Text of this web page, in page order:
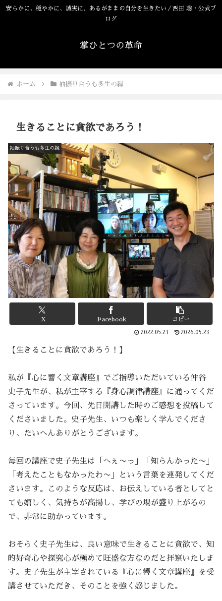
安らかに、穏やかに、誠実に。あるがままの自分を生きたい／西田 聡・公式ブ
ログ
掌ひとつの革命
ホーム 袖振り合うも多生の縁
生きることに貪欲であろう！
袖振り合うも多生の縁
X Facebook コピー
2022.05.23 2026.05.23
【生きることに貪欲であろう！】
私が『心に響く文章講座』でご指導いただいている仲谷
史子先生が、私が主宰する『身心調律講座』に通ってくだ
さっています。今回、先日開講した時のご感想を投稿して
くださいました。史子先生、いつも楽しく学んでくださ
り、たいへんありがとうございます。
毎回の講座で史子先生は「へぇ〜っ」「知らんかった〜」
「考えたこともなかったわ〜」という言葉を連発してくだ
さいます。このような反応は、お伝えしている者としてと
ても嬉しく、気持ちが高揚し、学びの場が盛り上がるの
で、非常に助かっています。
おそらく史子先生は、良い意味で生きることに貪欲で、知
的好奇心や探究心が極めて旺盛な方なのだと拝察いたしま
す。史子先生が主宰されている『心に響く文章講座』を受
講させていただき、そのことを強く感じました。